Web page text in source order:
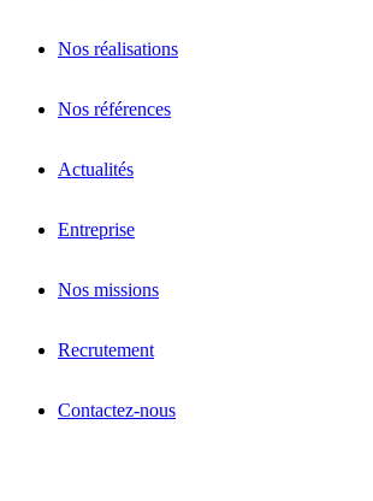
Nos réalisations
Nos références
Actualités
Entreprise
Nos missions
Recrutement
Contactez-nous